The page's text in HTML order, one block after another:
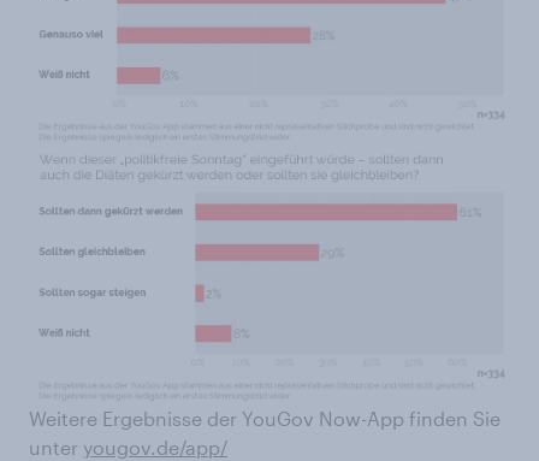
Weitere Ergebnisse der YouGov Now-App finden Sie
unter yougov.de/app/